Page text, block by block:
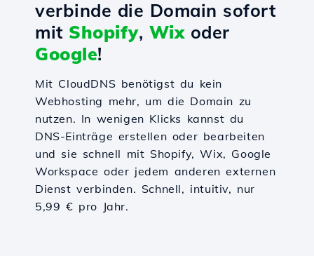
verbinde die Domain sofort
mit Shopify, Wixoder
Google!
Mit CloudDNS benötigst du kein
Webhosting mehr, um die Domain zu
nutzen. In wenigen Klicks kannst du
DNS-Einträge erstellen oder bearbeiten
und sie schnell mit Shopify, Wix, Google
Workspace oder jedem anderen externen
Dienst verbinden. Schnell, intuitiv, nur
5,99 € pro Jahr.